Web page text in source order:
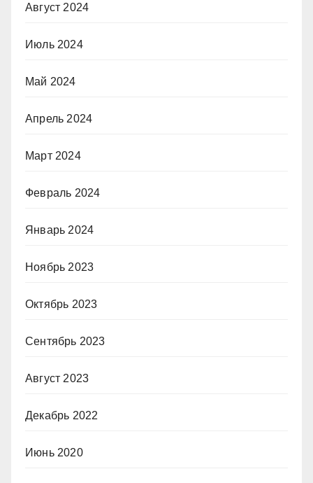
Август 2024
Июль 2024
Май 2024
Апрель 2024
Март 2024
Февраль 2024
Январь 2024
Ноябрь 2023
Октябрь 2023
Сентябрь 2023
Август 2023
Декабрь 2022
Июнь 2020